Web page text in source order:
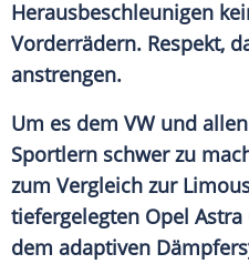
Herausbeschleunigen
Vorderrädern. Respekt,
anstrengen.
Um es dem VW und
Sportlern schwer zu
zum Vergleich zur
tiefergelegten Opel Astra
dem adaptiven